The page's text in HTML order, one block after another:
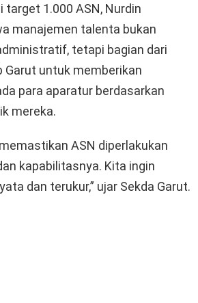
target 1.000 ASN, Nurdin
manajemen talenta bukan
tetapi bagian dari
Garut untuk memberikan
para aparatur berdasarkan
mereka.
ASN diperlakukan
kapabilitasnya. Kita ingin
dan terukur,” ujar Sekda Garut.